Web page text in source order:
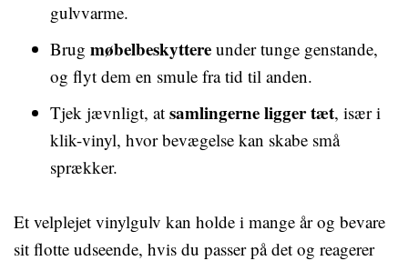
gulvvarme.
Brug møbelbeskyttere under tunge genstande,
og flyt dem en smule fra tid til anden.
Tjek jævnligt, at samlingerne ligger tæt, især i
klik-vinyl, hvor bevægelse kan skabe små
sprækker.
Et velplejet vinylgulv kan holde i mange år og bevare
sit flotte udseende, hvis du passer på det og reagerer